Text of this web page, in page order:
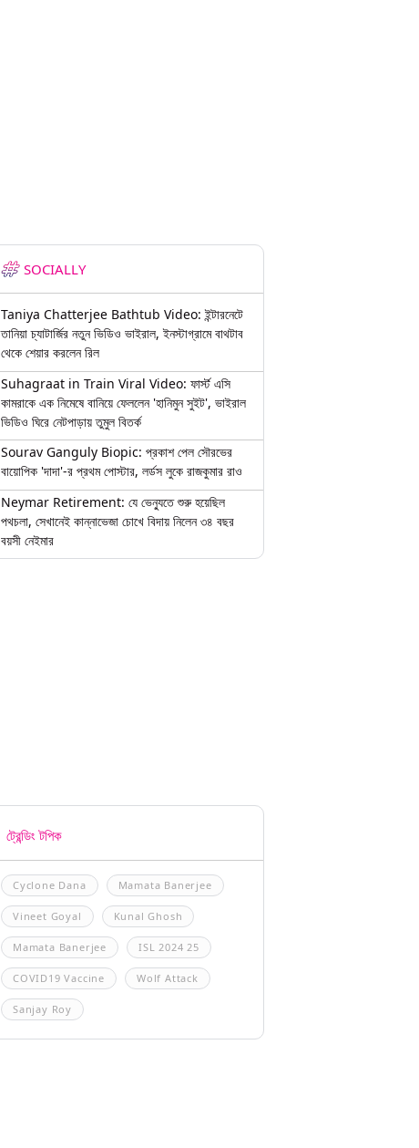
SOCIALLY
Taniya Chatterjee Bathtub Video: ইন্টারনেটে
তানিয়া চ্যাটার্জির নতুন ভিডিও ভাইরাল, ইনস্টাগ্রামে বাথটাব
থেকে শেয়ার করলেন রিল
Suhagraat in Train Viral Video: ফার্স্ট এসি
কামরাকে এক নিমেষে বানিয়ে ফেললেন 'হানিমুন সুইট', ভাইরাল
ভিডিও ঘিরে নেটপাড়ায় তুমুল বিতর্ক
Sourav Ganguly Biopic: প্রকাশ পেল সৌরভের
বায়োপিক 'দাদা'-র প্রথম পোস্টার, লর্ডস লুকে রাজকুমার রাও
Neymar Retirement: যে ভেন্যুতে শুরু হয়েছিল
পথচলা, সেখানেই কান্নাভেজা চোখে বিদায় নিলেন ৩৪ বছর
বয়সী নেইমার
ট্রেন্ডিং টপিক
Cyclone Dana Mamata Banerjee
Vineet Goyal Kunal Ghosh
Mamata Banerjee ISL 2024 25
COVID19 Vaccine Wolf Attack
Sanjay Roy